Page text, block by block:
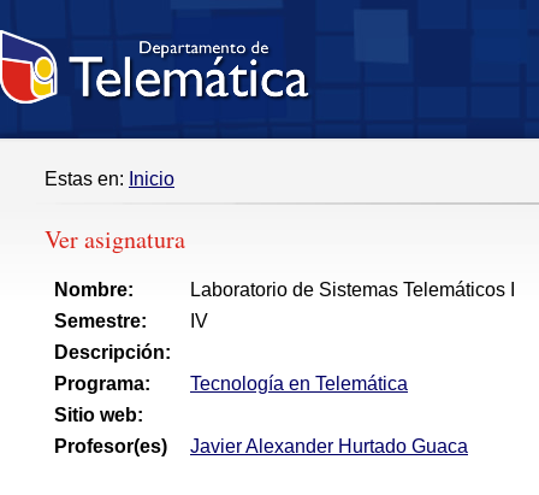
Estas en: Inicio
Ver asignatura
Nombre:
Laboratorio de Sistemas Telemáticos I
Semestre:
IV
Descripción:
Programa:
Tecnología en Telemática
Sitio web:
Profesor(es)
Javier Alexander Hurtado Guaca